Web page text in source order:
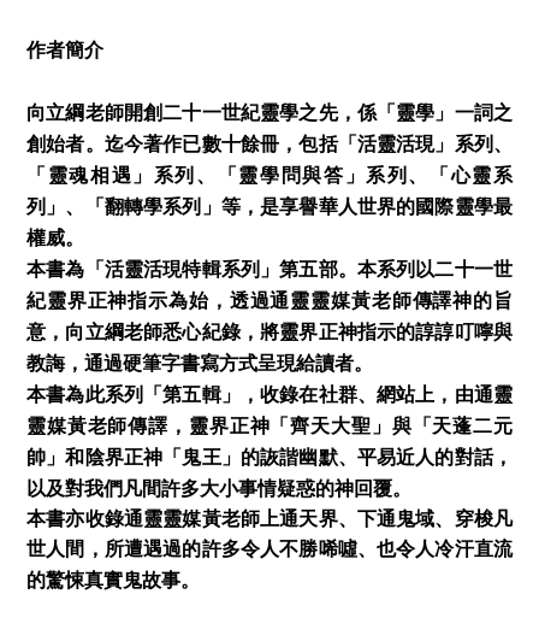
作者簡介
向立綱老師開創二十一世紀靈學之先，係「靈學」一詞之
創始者。迄今著作已數十餘冊，包括「活靈活現」系列、
「靈魂相遇」系列、「靈學問與答」系列、「心靈系
列」、「翻轉學系列」等，是享譽華人世界的國際靈學最
權威。
本書為「活靈活現特輯系列」第五部。本系列以二十一世
紀靈界正神指示為始，透過通靈靈媒黃老師傳譯神的旨
意，向立綱老師悉心紀錄，將靈界正神指示的諄諄叮嚀與
教誨，通過硬筆字書寫方式呈現給讀者。
本書為此系列「第五輯」，收錄在社群、網站上，由通靈
靈媒黃老師傳譯，靈界正神「齊天大聖」與「天蓬二元
帥」和陰界正神「鬼王」的詼諧幽默、平易近人的對話，
以及對我們凡間許多大小事情疑惑的神回覆。
本書亦收錄通靈靈媒黃老師上通天界、下通鬼域、穿梭凡
世人間，所遭遇過的許多令人不勝唏噓、也令人冷汗直流
的驚悚真實鬼故事。